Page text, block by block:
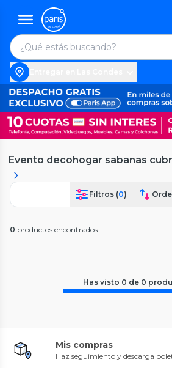
Evento decohogar sabanas
Filtros (0)
0 productos encontrados
Has visto 0 de 0
Mis compras
Haz seguimiento y descarga